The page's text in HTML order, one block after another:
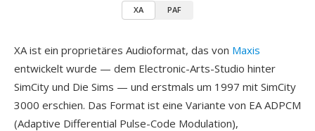
XA PAF
XA ist ein proprietäres Audioformat, das von Maxis
entwickelt wurde — dem Electronic-Arts-Studio hinter
SimCity und Die Sims — und erstmals um 1997 mit SimCity
3000 erschien. Das Format ist eine Variante von EA ADPCM
(Adaptive Differential Pulse-Code Modulation),